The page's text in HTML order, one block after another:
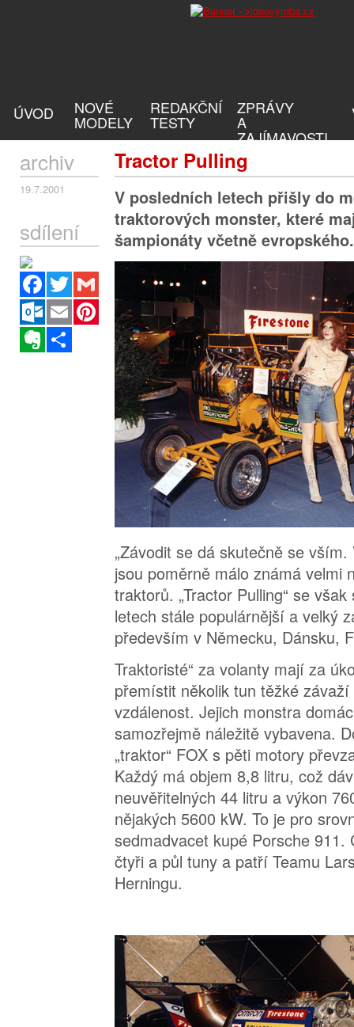
ÚVOD NOVÉ
MODELY
REDAKČNÍ
TESTY
ZPRÁVY
A
ZAJÍMAVOSTI
Tractor Pulling
archiv
19.7.2001
sdílení
Facebook
Twitter
Outlook.com
Email
Pinterest
Evernote
V posledních letech přišly do
traktorových monster, které
šampionáty včetně evropského.
„Závodit se dá skutečně se
jsou poměrně málo známá velmi
traktorů. „Tractor Pulling“ se
letech stále populárnější a velký
především v Německu, Dánsku,
Traktoristé“ za volanty mají za
přemístit několik tun těžké
vzdálenost. Jejich monstra
samozřejmě náležitě vybavena.
„traktor“ FOX s pěti motory
Každý má objem 8,8 litru, což
neuvěřitelných 44 litru a výkon
nějakých 5600 kW. To je pro
sedmadvacet kupé Porsche 911.
čtyři a půl tuny a patří Teamu
Herningu.